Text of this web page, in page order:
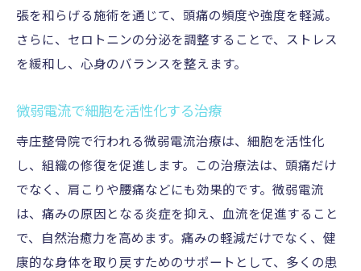
張を和らげる施術を通じて、頭痛の頻度や強度を軽減。
さらに、セロトニンの分泌を調整することで、ストレス
を緩和し、心身のバランスを整えます。
微弱電流で細胞を活性化する治療
寺庄整骨院で行われる微弱電流治療は、細胞を活性化
し、組織の修復を促進します。この治療法は、頭痛だけ
でなく、肩こりや腰痛などにも効果的です。微弱電流
は、痛みの原因となる炎症を抑え、血流を促進すること
で、自然治癒力を高めます。痛みの軽減だけでなく、健
康的な身体を取り戻すためのサポートとして、多くの患